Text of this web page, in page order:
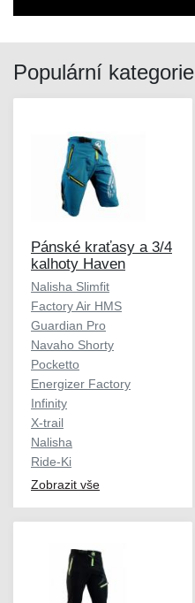
Populární kategorie
Pánské kraťasy a 3/4
kalhoty Haven
Nalisha Slimfit
Factory Air HMS
Guardian Pro
Navaho Shorty
Pocketto
Energizer Factory
Infinity
X-trail
Nalisha
Ride-Ki
Zobrazit vše